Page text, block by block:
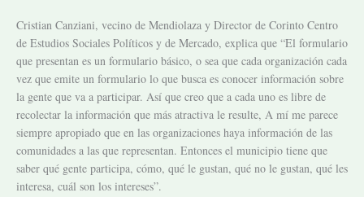
Cristian Canziani, vecino de Mendiolaza y Director de Corinto Centro
de Estudios Sociales Políticos y de Mercado, explica que “El formulario
que presentan es un formulario básico, o sea que cada organización cada
vez que emite un formulario lo que busca es conocer información sobre
la gente que va a participar. Así que creo que a cada uno es libre de
recolectar la información que más atractiva le resulte, A mí me parece
siempre apropiado que en las organizaciones haya información de las
comunidades a las que representan. Entonces el municipio tiene que
saber qué gente participa, cómo, qué le gustan, qué no le gustan, qué les
interesa, cuál son los intereses”.